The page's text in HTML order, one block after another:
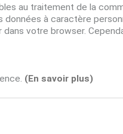
au traitement de la
à caractère
votre browser.
(En savoir plus)